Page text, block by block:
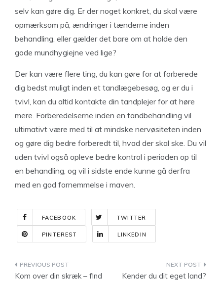
selv kan gøre dig. Er der noget konkret, du skal være
opmærksom på; ændringer i tænderne inden
behandling, eller gælder det bare om at holde den
gode mundhygiejne ved lige?
Der kan være flere ting, du kan gøre for at forberede
dig bedst muligt inden et tandlægebesøg, og er du i
tvivl, kan du altid kontakte din tandplejer for at høre
mere. Forberedelserne inden en tandbehandling vil
ultimativt være med til at mindske nervøsiteten inden
og gøre dig bedre forberedt til, hvad der skal ske. Du vil
uden tvivl også opleve bedre kontrol i perioden op til
en behandling, og vil i sidste ende kunne gå derfra
med en god fornemmelse i maven.
FACEBOOK TWITTER
PINTEREST LINKEDIN
Indlægsnavigation
Kom over din skræk – find
Kender du dit eget land?